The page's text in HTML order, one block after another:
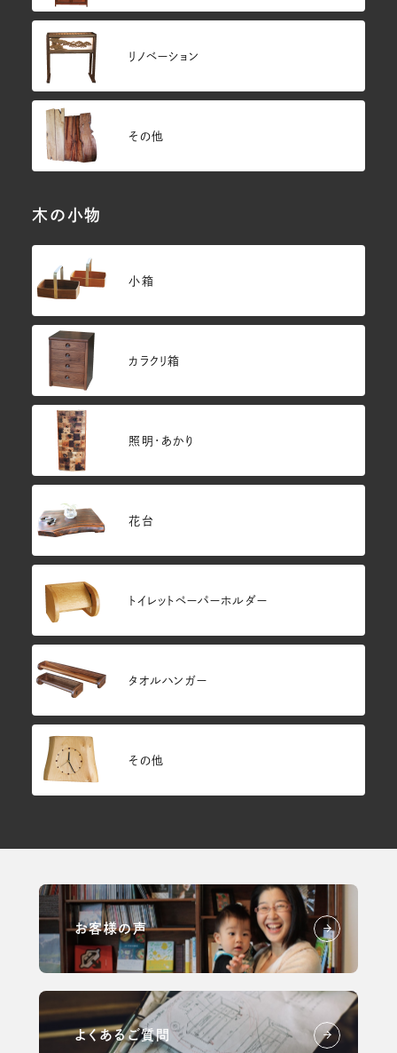
リノベーション
その他
木の小物
小箱
カラクリ箱
照明・あかり
花台
トイレットペーパーホルダー
タオルハンガー
その他
お客様の声
よくあるご質問